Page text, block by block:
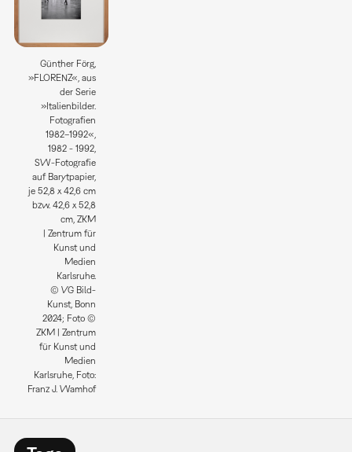
Günther Förg,
»FLORENZ«, aus
der Serie
»Italienbilder.
Fotografien
1982–1992«,
1982 - 1992,
SW-Fotografie
auf Barytpapier,
je 52,8 x 42,6 cm
bzw. 42,6 x 52,8
cm, ZKM
| Zentrum für
Kunst und
Medien
Karlsruhe.
© VG Bild-
Kunst, Bonn
2024; Foto ©
ZKM | Zentrum
für Kunst und
Medien
Karlsruhe, Foto:
Franz J. Wamhof